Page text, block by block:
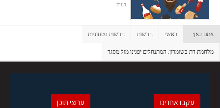
דעות
אתם כאן: ראשי חדשות חדשות בטחוניות
מלחמת דת בשומרון: המתנחלים יפגינו מול מסגד
ערוצי תוכן עקבו אחרינו